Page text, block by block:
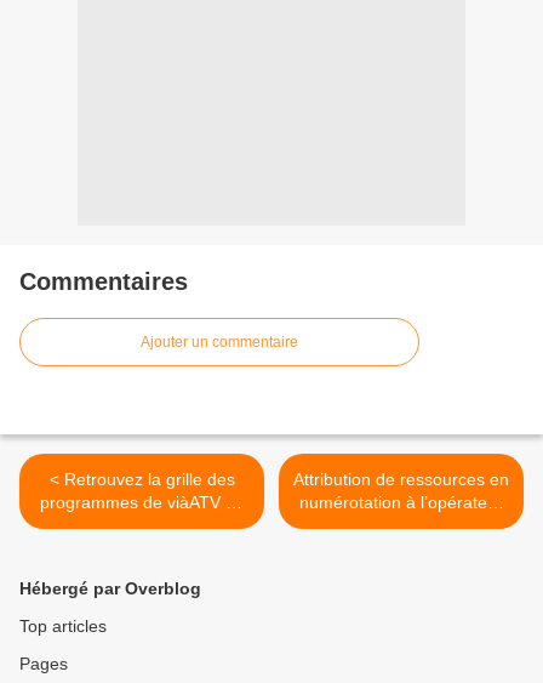
Commentaires
Ajouter un commentaire
< Retrouvez la grille des
programmes de viàATV du
14 au 20 novembre 2020 !
Attribution de ressources en
numérotation à l’opérateur
Free Caraïbe >
Hébergé par Overblog
Top articles
Pages